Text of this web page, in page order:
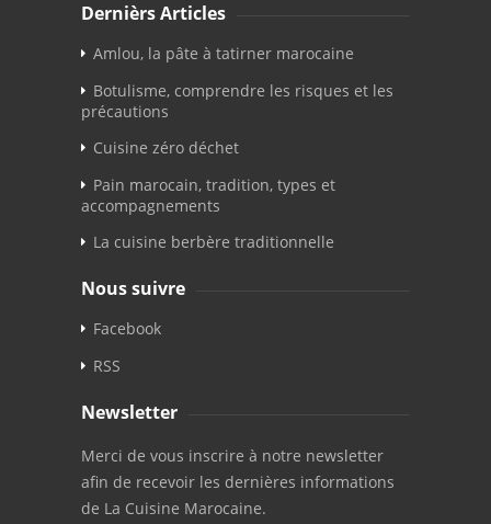
Dernièrs Articles
Amlou, la pâte à tatirner marocaine
Botulisme, comprendre les risques et les
précautions
Cuisine zéro déchet
Pain marocain, tradition, types et
accompagnements
La cuisine berbère traditionnelle
Nous suivre
Facebook
RSS
Newsletter
Merci de vous inscrire à notre newsletter
afin de recevoir les dernières informations
de La Cuisine Marocaine.